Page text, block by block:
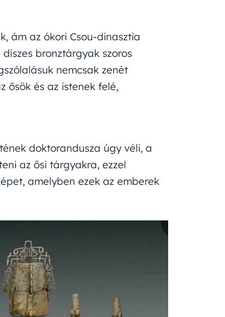
ám az ókori Csou-dinasztia
bronztárgyak szoros
nemcsak zenét
ősök és az istenek felé,
doktorandusza úgy véli, a
az ősi tárgyakra, ezzel
amelyben ezek az emberek